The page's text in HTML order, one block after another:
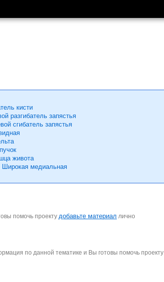
кисти
разгибатель запястья
сгибатель запястья
живота
Широкая медиальная
помочь проекту добавьте материал лично
по данной тематике и Вы готовы помочь проекту